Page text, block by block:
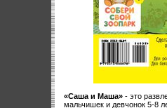
«Саша и Маша» - это
мальчишек и девчонок 5-8